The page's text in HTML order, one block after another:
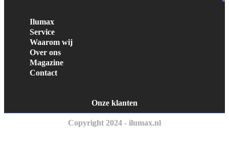
Ilumax
Service
Waarom wij
Over ons
Magazine
Contact
Onze klanten
Copyright 2024 - ilumax.nl